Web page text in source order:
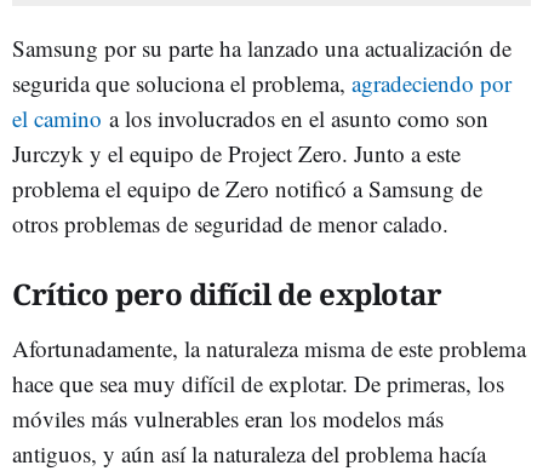
Samsung por su parte ha lanzado una actualización de
segurida que soluciona el problema, agradeciendo por
el camino a los involucrados en el asunto como son
Jurczyk y el equipo de Project Zero. Junto a este
problema el equipo de Zero notificó a Samsung de
otros problemas de seguridad de menor calado.
Crítico pero difícil de explotar
Afortunadamente, la naturaleza misma de este problema
hace que sea muy difícil de explotar. De primeras, los
móviles más vulnerables eran los modelos más
antiguos, y aún así la naturaleza del problema hacía